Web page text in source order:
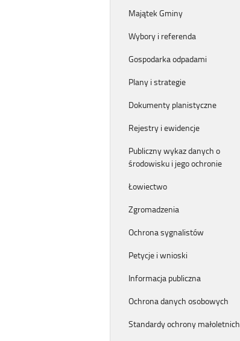
Majątek Gminy
Wybory i referenda
Gospodarka odpadami
Plany i strategie
Dokumenty planistyczne
Rejestry i ewidencje
Publiczny wykaz danych o
środowisku i jego ochronie
Łowiectwo
Zgromadzenia
Ochrona sygnalistów
Petycje i wnioski
Informacja publiczna
Ochrona danych osobowych
Standardy ochrony małoletnich